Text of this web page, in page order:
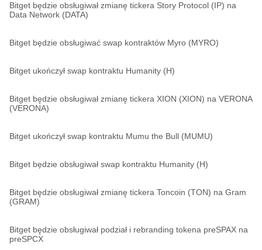
Bitget będzie obsługiwał zmianę tickera Story Protocol (IP) na
Data Network (DATA)
Bitget będzie obsługiwać swap kontraktów Myro (MYRO)
Bitget ukończył swap kontraktu Humanity (H)
Bitget będzie obsługiwał zmianę tickera XION (XION) na VERONA
(VERONA)
Bitget ukończył swap kontraktu Mumu the Bull (MUMU)
Bitget będzie obsługiwał swap kontraktu Humanity (H)
Bitget będzie obsługiwał zmianę tickera Toncoin (TON) na Gram
(GRAM)
Bitget będzie obsługiwał podział i rebranding tokena preSPAX na
preSPCX